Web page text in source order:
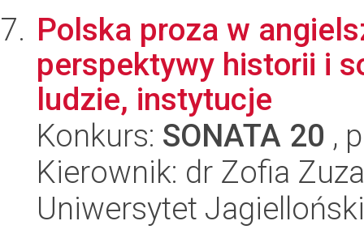
Polska proza w
perspektywy historii i
ludzie, instytucje
Konkurs: SONATA 20 ,
Kierownik: dr Zofia
Uniwersytet Jagielloński